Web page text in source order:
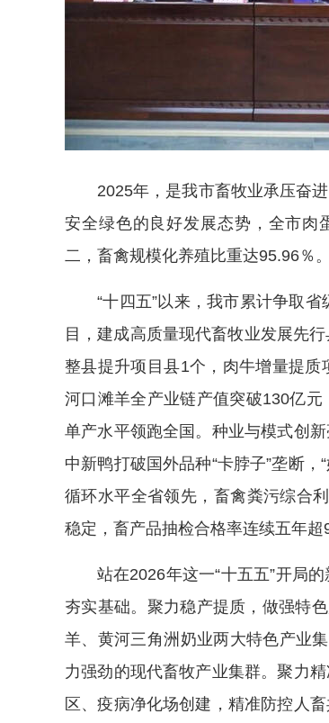
2025年，是我市畜牧业承压奋
安全绿色的良好发展态势，全市肉
二，畜禽规模化养殖比重达95.96％。
“十四五”以来，我市累计争取
目，建成高质量现代畜牧业发展先
整县提升项目县1个，肉牛增量提
河口滩羊全产业链产值突破130亿
单产水平领跑全国。种业与模式创
中新鸭打破国外品种“卡脖子”垄断
循环水平全省领先，畜禽粪污综合
稳定，畜产品抽检合格率连续五年超
站在2026年这一“十五五”开局
夯实基础。聚力稳产提质，做强特
羊、黄河三角洲奶业两大特色产业
力强劲的现代畜牧产业集群。聚力
区、疫病净化场创建，精准防控人